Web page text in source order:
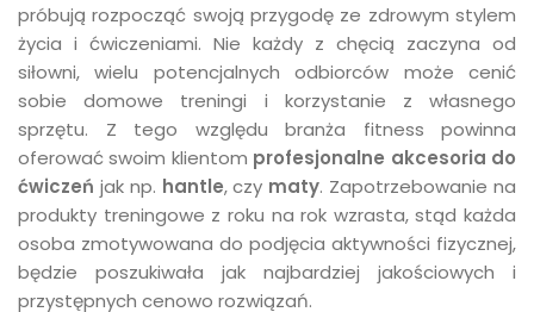
próbują rozpocząć swoją przygodę ze zdrowym stylem
życia i ćwiczeniami. Nie każdy z chęcią zaczyna od
siłowni, wielu potencjalnych odbiorców może cenić
sobie domowe treningi i korzystanie z własnego
sprzętu. Z tego względu branża fitness powinna
oferować swoim klientom profesjonalne akcesoria do
ćwiczeń jak np. hantle, czy maty. Zapotrzebowanie na
produkty treningowe z roku na rok wzrasta, stąd każda
osoba zmotywowana do podjęcia aktywności fizycznej,
będzie poszukiwała jak najbardziej jakościowych i
przystępnych cenowo rozwiązań.